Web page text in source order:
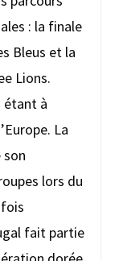
: la finale
Bleus et la
Lions.
étant à
La
lors du
fait partie